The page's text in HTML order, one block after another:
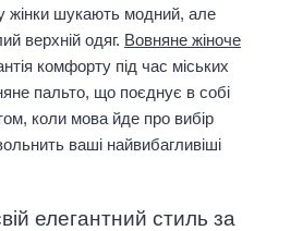
жінки шукають модний, але
верхній одяг. Вовняне жіноче
комфорту під час міських
пальто, що поєднує в собі
коли мова йде про вибір
ваші найвибагливіші
елегантний стиль за